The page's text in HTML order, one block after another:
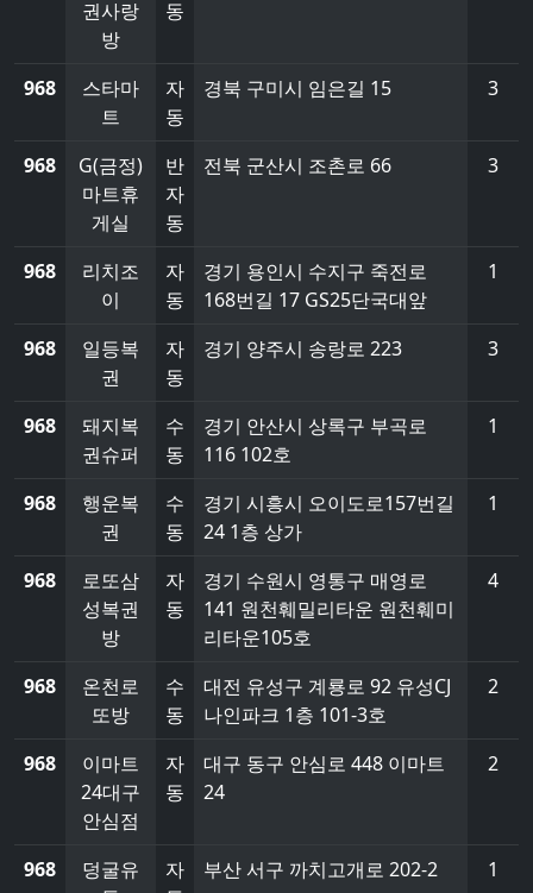
권사랑
방
동
968
스타마
트
자
동
경북 구미시 임은길 15 3
968
G(금정)
마트휴
게실
반
자
동
전북 군산시 조촌로 66 3
968
리치조
이
자
동
경기 용인시 수지구 죽전로
168번길 17 GS25단국대앞
1
968
일등복
권
자
동
경기 양주시 송랑로 223 3
968
돼지복
권슈퍼
수
동
경기 안산시 상록구 부곡로
116 102호
1
968
행운복
권
수
동
경기 시흥시 오이도로157번길
24 1층 상가
1
968
로또삼
성복권
방
자
동
경기 수원시 영통구 매영로
141 원천훼밀리타운 원천훼미
리타운105호
4
968
온천로
또방
수
동
대전 유성구 계룡로 92 유성CJ
나인파크 1층 101-3호
2
968
이마트
24대구
안심점
자
동
대구 동구 안심로 448 이마트
24
2
968
덩굴유
자
부산 서구 까치고개로 202-2 1